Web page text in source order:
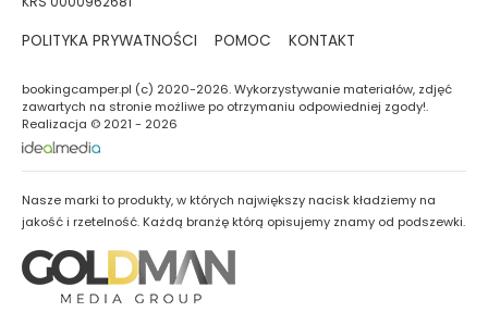
POLITYKA PRYWATNOŚCI POMOC KONTAKT
bookingcamper.pl (c) 2020-2026. Wykorzystywanie materiałów, zdjęć
zawartych na stronie możliwe po otrzymaniu odpowiedniej zgody!.
Realizacja © 2021 - 2026
Nasze marki to produkty, w których największy nacisk kładziemy na
jakość i rzetelność. Każdą branżę którą opisujemy znamy od podszewki.